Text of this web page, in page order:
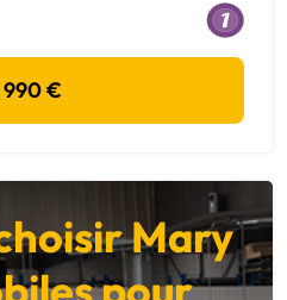
990 €
Mary